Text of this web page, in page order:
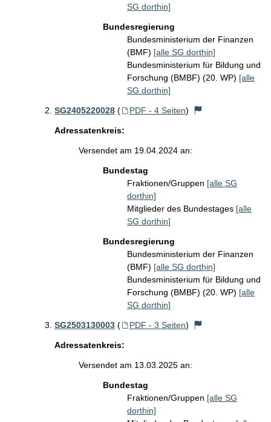
SG dorthin]
Bundesregierung
Bundesministerium der Finanzen
(BMF) [alle SG dorthin]
Bundesministerium für Bildung und
Forschung (BMBF) (20. WP) [alle
SG dorthin]
SG2405220028 ( PDF - 4 Seiten)
Adressatenkreis:
Versendet am 19.04.2024 an:
Bundestag
Fraktionen/Gruppen [alle SG
dorthin]
Mitglieder des Bundestages [alle
SG dorthin]
Bundesregierung
Bundesministerium der Finanzen
(BMF) [alle SG dorthin]
Bundesministerium für Bildung und
Forschung (BMBF) (20. WP) [alle
SG dorthin]
SG2503130003 ( PDF - 3 Seiten)
Adressatenkreis:
Versendet am 13.03.2025 an:
Bundestag
Fraktionen/Gruppen [alle SG
dorthin]